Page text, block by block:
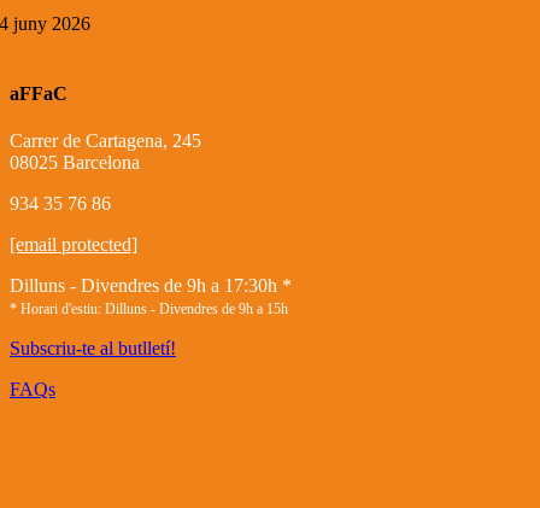
4 juny 2026
aFFaC
Carrer de Cartagena, 245
08025 Barcelona
934 35 76 86
[email protected]
Dilluns - Divendres de 9h a 17:30h *
* Horari d'estiu: Dilluns - Divendres de 9h a 15h
Subscriu-te al butlletí!
FAQs